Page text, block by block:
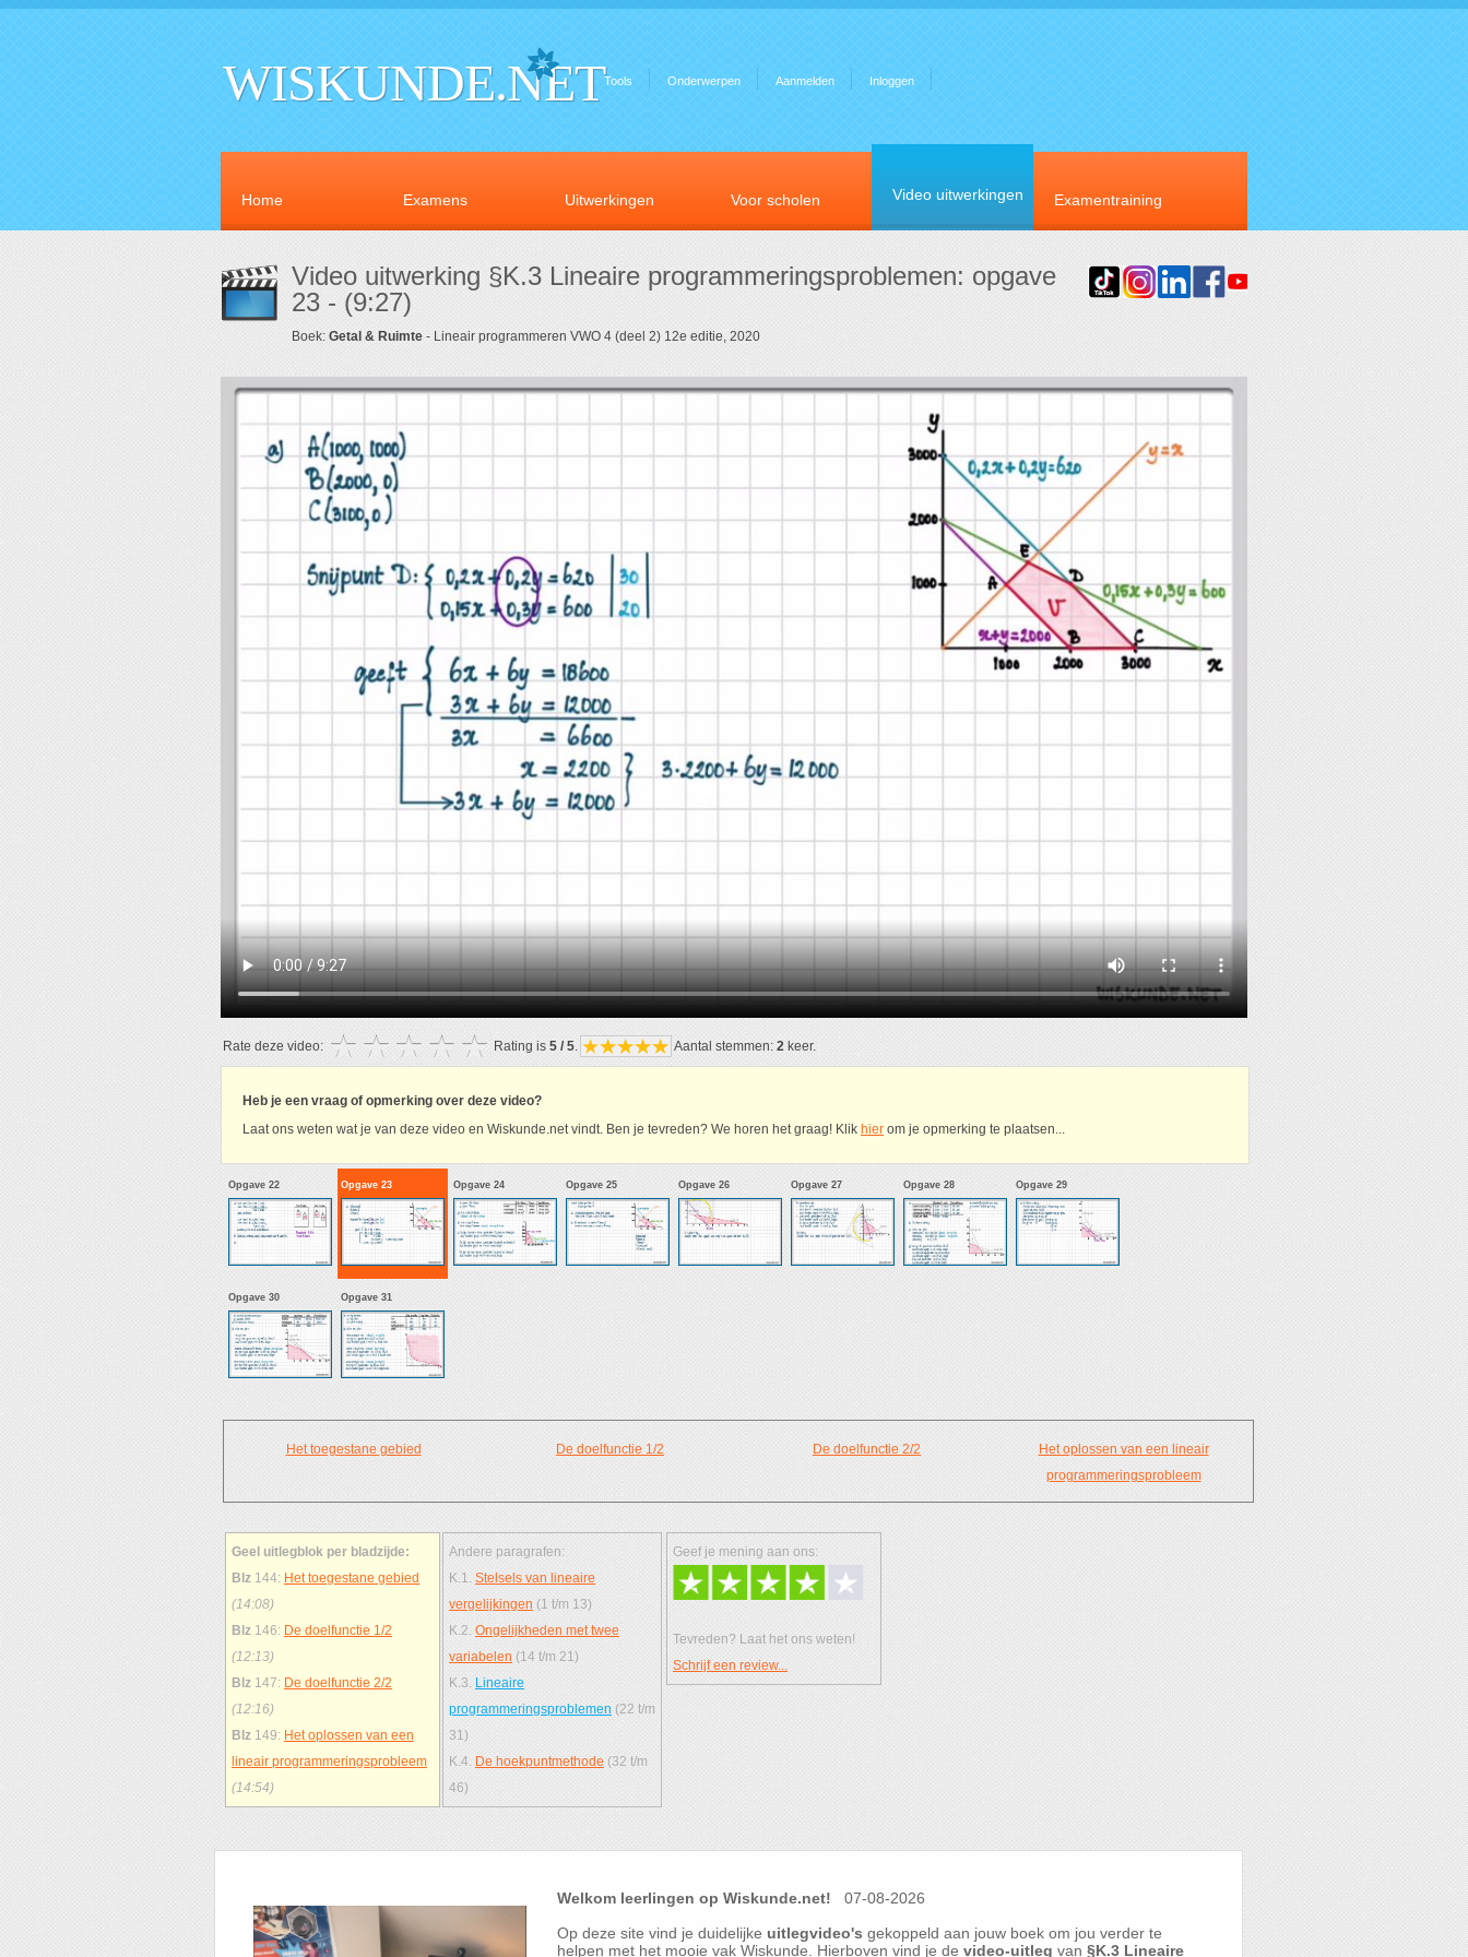
WISKUNDE.NETTools Onderwerpen Aanmelden Inloggen
Home Examens Uitwerkingen Voor scholen Video uitwerkingen Examentraining
Video uitwerking §K.3 Lineaire programmeringsproblemen: opgave
23 - (9:27)
Boek: Getal & Ruimte - Lineair programmeren VWO 4 (deel 2) 12e editie, 2020
Rate deze video: Rating is 5 / 5 Aantal stemmen: 2 keer.
Heb je een vraag of opmerking over deze video?
Laat ons weten wat je van deze video en Wiskunde.net vindt. Ben je tevreden? We horen het graag! Klik hier om je opmerking te plaatsen...
Opgave 22 Opgave 23 Opgave 24 Opgave 25 Opgave 26 Opgave 27 Opgave 28 Opgave 29
Opgave 30 Opgave 31
Het toegestane gebied De doelfunctie 1/2 De doelfunctie 2/2
Het oplossen van een lineair
programmeringsprobleem
Geel uitlegblok per bladzijde:
Blz 144: Het toegestane gebied
(14:08)
Blz 146: De doelfunctie 1/2
(12:13)
Blz 147: De doelfunctie 2/2
(12:16)
Blz 149: Het oplossen van een
lineair programmeringsprobleem
(14:54)
Andere paragrafen:
K.1. Stelsels van lineaire
vergelijkingen (1 t/m 13)
K.2. Ongelijkheden met twee
variabelen (14 t/m 21)
K.3. Lineaire
programmeringsproblemen (22 t/m
31)
K.4. De hoekpuntmethode (32 t/m
46)
Geef je mening aan ons:
Tevreden? Laat het ons weten!
Schrijf een review...
Welkom leerlingen op Wiskunde.net!
07-08-2026
Op deze site vind je duidelijke uitlegvideo's gekoppeld aan jouw boek om jou verder te
helpen met het mooie vak Wiskunde. Hierboven vind je de video-uitleg van §K.3 Lineaire